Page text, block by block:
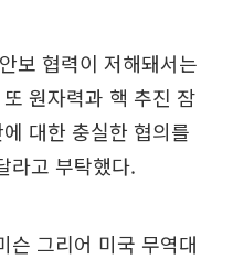
보 협력이 저해돼서는
원자력과 핵 추진 잠
대한 충실한 협의를
라고 부탁했다.
슨 그리어 미국 무역대